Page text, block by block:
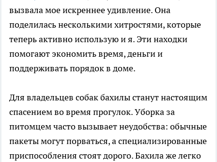
вызвала мое искреннее удивление. Она
поделилась несколькими хитростями, которые
теперь активно использую и я. Эти находки
помогают экономить время, деньги и
поддерживать порядок в доме.
Для владельцев собак бахилы станут настоящим
спасением во время прогулок. Уборка за
питомцем часто вызывает неудобства: обычные
пакеты могут порваться, а специализированные
приспособления стоят дорого. Бахила же легко